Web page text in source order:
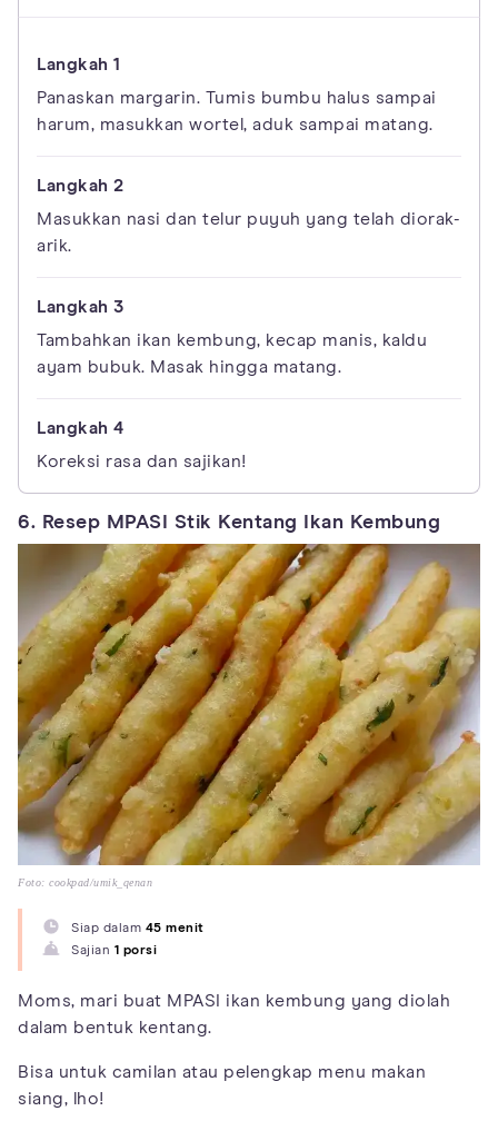
Panaskan margarin. Tumis bumbu halus sampai
harum, masukkan wortel, aduk sampai matang.
Masukkan nasi dan telur puyuh yang telah diorak-
arik.
Tambahkan ikan kembung, kecap manis, kaldu
ayam bubuk. Masak hingga matang.
Koreksi rasa dan sajikan!
6. Resep MPASI Stik Kentang Ikan Kembung
Foto: cookpad/umik_qenan
Siap dalam 45 menit
Sajian 1 porsi
Moms, mari buat MPASI ikan kembung yang diolah
dalam bentuk kentang.
Bisa untuk camilan atau pelengkap menu makan
siang, lho!